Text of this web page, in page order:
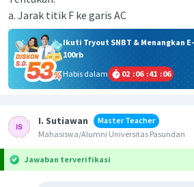
a. Jarak titik F ke garis AC
Ikuti Tryout SNBT & Menangkan
100rb
Habis dalam
02 :06 :41 :06
I. Sutiawan
Master Teacher
Mahasiswa/Alumni Universitas Pasundan
Jawaban terverifikasi